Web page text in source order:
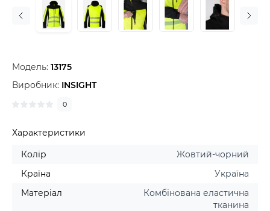
Модель: 13175
Виробник: INSIGHT
0
Характеристики
Колір
Жовтий-чорний
Країна
Україна
Матеріал
Комбінована еластична
тканина